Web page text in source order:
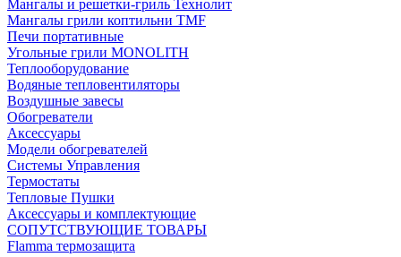
Мангалы и решетки-гриль Технолит
Мангалы грили коптильни TMF
Печи портативные
Угольные грили MONOLITH
Теплооборудование
Водяные тепловентиляторы
Воздушные завесы
Обогреватели
Аксессуары
Модели обогревателей
Системы Управления
Термостаты
Тепловые Пушки
Аксессуары и комплектующие
СОПУТСТВУЮЩИЕ ТОВАРЫ
Flamma термозащита